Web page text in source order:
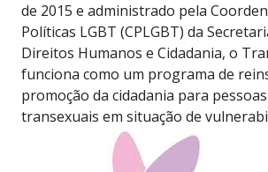
de 2015 e administrado pela
Políticas LGBT (CPLGBT) da
Direitos Humanos e Cidadania, o
funciona como um programa de
promoção da cidadania para
transexuais em situação de